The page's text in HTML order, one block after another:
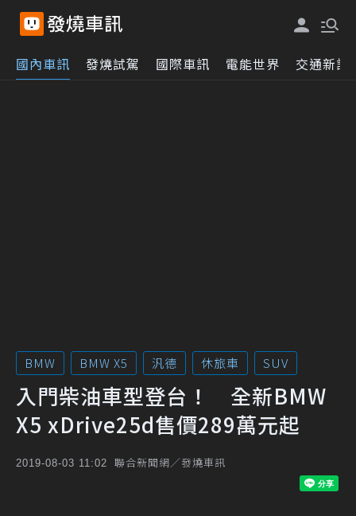
國內車訊 發燒試駕 國際車訊 電能世界 交通新訊
BMW BMW X5 汎德 休旅車 SUV
入門柴油車型登台！ 全新BMW
X5 xDrive25d售價289萬元起
2019-08-03 11:02 聯合新聞網／發燒車訊